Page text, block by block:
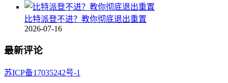
比特派登不进？教你彻底退出重置
2026-07-16
最新评论
苏ICP备17035242号-1